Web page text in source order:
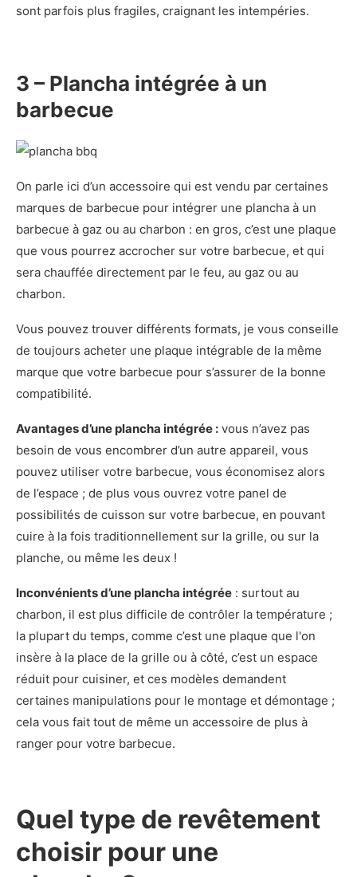
sont parfois plus fragiles, craignant les intempéries.
3 – Plancha intégrée à un
barbecue
On parle ici d’un accessoire qui est vendu par certaines
marques de barbecue pour intégrer une plancha à un
barbecue à gaz ou au charbon : en gros, c’est une plaque
que vous pourrez accrocher sur votre barbecue, et qui
sera chauffée directement par le feu, au gaz ou au
charbon.
Vous pouvez trouver différents formats, je vous conseille
de toujours acheter une plaque intégrable de la même
marque que votre barbecue pour s’assurer de la bonne
compatibilité.
Avantages d’une plancha intégrée : vous n’avez pas
besoin de vous encombrer d’un autre appareil, vous
pouvez utiliser votre barbecue, vous économisez alors
de l’espace ; de plus vous ouvrez votre panel de
possibilités de cuisson sur votre barbecue, en pouvant
cuire à la fois traditionnellement sur la grille, ou sur la
planche, ou même les deux !
Inconvénients d’une plancha intégrée : surtout au
charbon, il est plus difficile de contrôler la température ;
la plupart du temps, comme c’est une plaque que l'on
insère à la place de la grille ou à côté, c’est un espace
réduit pour cuisiner, et ces modèles demandent
certaines manipulations pour le montage et démontage ;
cela vous fait tout de même un accessoire de plus à
ranger pour votre barbecue.
Quel type de revêtement
choisir pour une